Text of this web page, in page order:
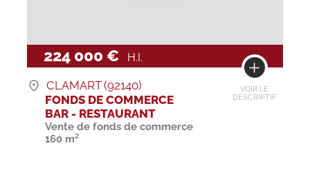
224 000 € H.I.
VOIR LE
DESCRIPTIF
CLAMART (92140)
FONDS DE COMMERCE
BAR - RESTAURANT
Vente de fonds de commerce
160 m²